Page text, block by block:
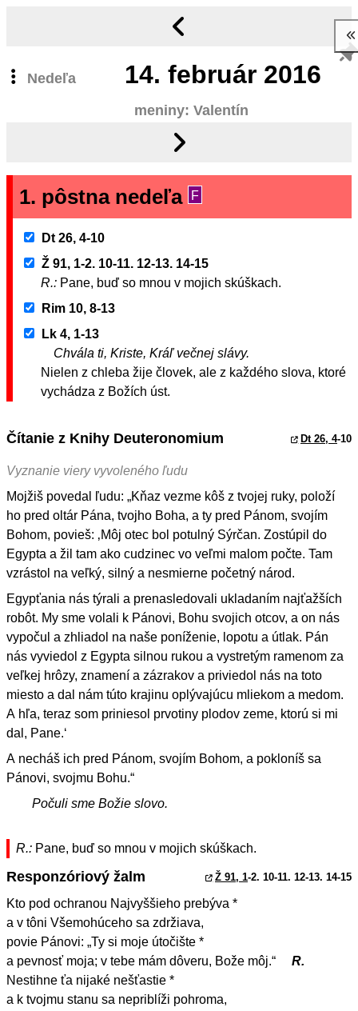
Nedeľa 14. február 2016
meniny: Valentín
1. pôstna nedeľa F
Dt 26, 4-10
Ž 91, 1-2. 10-11. 12-13. 14-15
R.: Pane, buď so mnou v mojich skúškach.
Rim 10, 8-13
Lk 4, 1-13
Chvála ti, Kriste, Kráľ večnej slávy.
Nielen z chleba žije človek, ale z každého slova, ktoré
vychádza z Božích úst.
Čítanie z Knihy Deuteronomium Dt 26, 4-10
Vyznanie viery vyvoleného ľudu
Mojžiš povedal ľudu: „Kňaz vezme kôš z tvojej ruky, položí
ho pred oltár Pána, tvojho Boha, a ty pred Pánom, svojím
Bohom, povieš: ‚Môj otec bol potulný Sýrčan. Zostúpil do
Egypta a žil tam ako cudzinec vo veľmi malom počte. Tam
vzrástol na veľký, silný a nesmierne početný národ.
Egypťania nás týrali a prenasledovali ukladaním najťažších
robôt. My sme volali k Pánovi, Bohu svojich otcov, a on nás
vypočul a zhliadol na naše poníženie, lopotu a útlak. Pán
nás vyviedol z Egypta silnou rukou a vystretým ramenom za
veľkej hrôzy, znamení a zázrakov a priviedol nás na toto
miesto a dal nám túto krajinu oplývajúcu mliekom a medom.
A hľa, teraz som priniesol prvotiny plodov zeme, ktorú si mi
dal, Pane.‘
A necháš ich pred Pánom, svojím Bohom, a pokloníš sa
Pánovi, svojmu Bohu.“
Počuli sme Božie slovo.
R.: Pane, buď so mnou v mojich skúškach.
Responzóriový žalm Ž 91, 1-2. 10-11. 12-13. 14-15
Kto pod ochranou Najvyššieho prebýva *
a v tôni Všemohúceho sa zdržiava,
povie Pánovi: „Ty si moje útočište *
a pevnosť moja; v tebe mám dôveru, Bože môj.“
R.
Nestihne ťa nijaké nešťastie *
a k tvojmu stanu sa nepriblíži pohroma,